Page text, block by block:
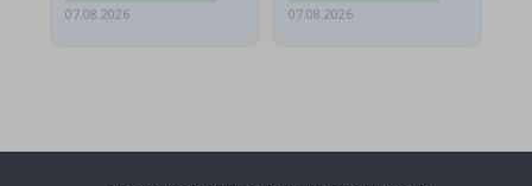
07.08.2026
07.08.2026